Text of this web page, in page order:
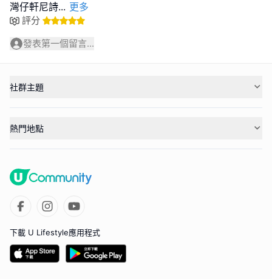
灣仔軒尼詩... 更多
評分
發表第一個留言...
社群主題
熱門地點
下載 U Lifestyle應用程式